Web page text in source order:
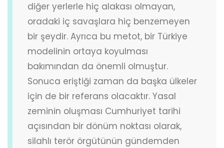
diğer yerlerle hiç alakası olmayan,
oradaki iç savaşlara hiç benzemeyen
bir şeydir. Ayrıca bu metot, bir Türkiye
modelinin ortaya koyulması
bakımından da önemli olmuştur.
Sonuca eriştiği zaman da başka ülkeler
için de bir referans olacaktır. Yasal
zeminin oluşması Cumhuriyet tarihi
açısından bir dönüm noktası olarak,
silahlı terör örgütünün gündemden